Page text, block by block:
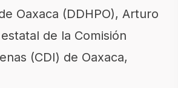
Oaxaca (DDHPO), Arturo
de la Comisión
(CDI) de Oaxaca,